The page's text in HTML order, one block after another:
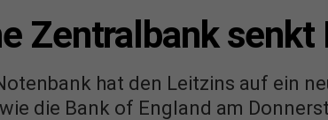
Zentralbank senkt
hat den Leitzins auf ein
die Bank of England am